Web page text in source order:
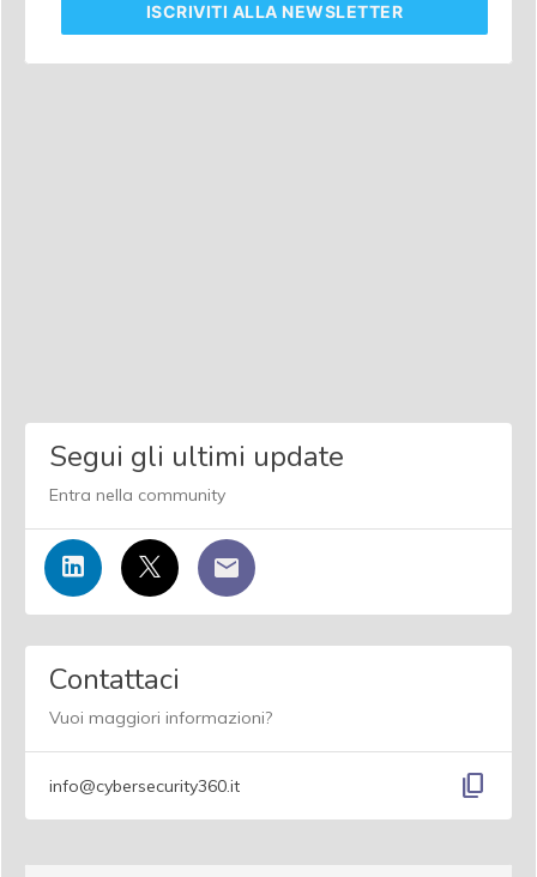
ISCRIVITI ALLA NEWSLETTER
Segui gli ultimi update
Entra nella community
Contattaci
Vuoi maggiori informazioni?
info@cybersecurity360.it content_copy